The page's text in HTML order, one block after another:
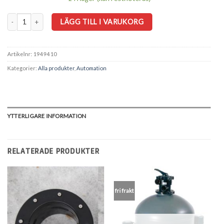
Nätverkskabel UTP Cat5e 20 meter mängd
LÄGG TILL I VARUKORG
Artikelnr: 1949410
Kategorier: Alla produkter, Automation
YTTERLIGARE INFORMATION
RELATERADE PRODUKTER
fri frakt